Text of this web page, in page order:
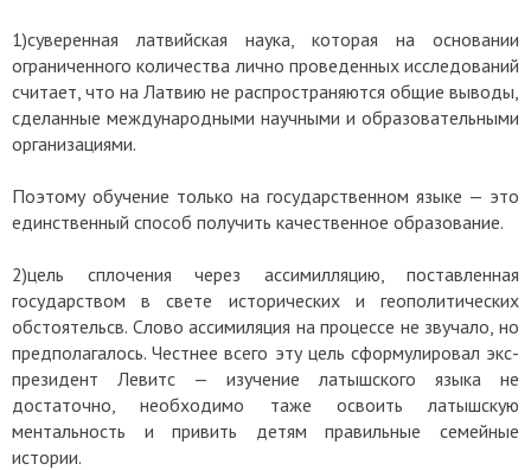
1)суверенная латвийская наука, которая на основании
ограниченного количества лично проведенных исследований
считает, что на Латвию не распространяются общие выводы,
сделанные международными научными и образовательными
организациями.
Поэтому обучение только на государственном языке — это
единственный способ получить качественное образование.
2)цель сплочения через ассимилляцию, поставленная
государством в свете исторических и геополитических
обстоятельсв. Слово ассимиляция на процессе не звучало, но
предполагалось. Честнее всего эту цель сформулировал экс-
президент Левитс — изучение латышского языка не
достаточно, необходимо таже освоить латышскую
ментальность и привить детям правильные семейные
истории.